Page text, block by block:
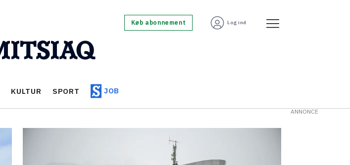
Køb abonnement Log ind
KULTUR SPORT JOB
ANNONCE